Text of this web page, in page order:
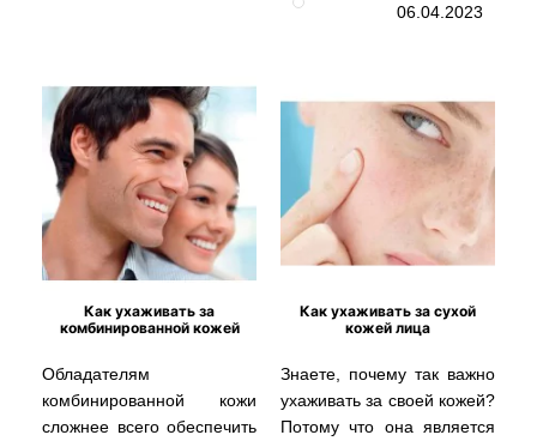
06.04.2023
Как ухаживать за
комбинированной кожей
Обладателям
комбинированной кожи
сложнее всего обеспечить
Как ухаживать за сухой
кожей лица
Знаете, почему так важно
ухаживать за своей кожей?
Потому что она является